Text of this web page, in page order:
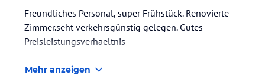
Freundliches Personal, super Frühstück. Renovierte
Zimmer.seht verkehrsgünstig gelegen. Gutes
Preisleistungsverhaeltnis
Mehr anzeigen